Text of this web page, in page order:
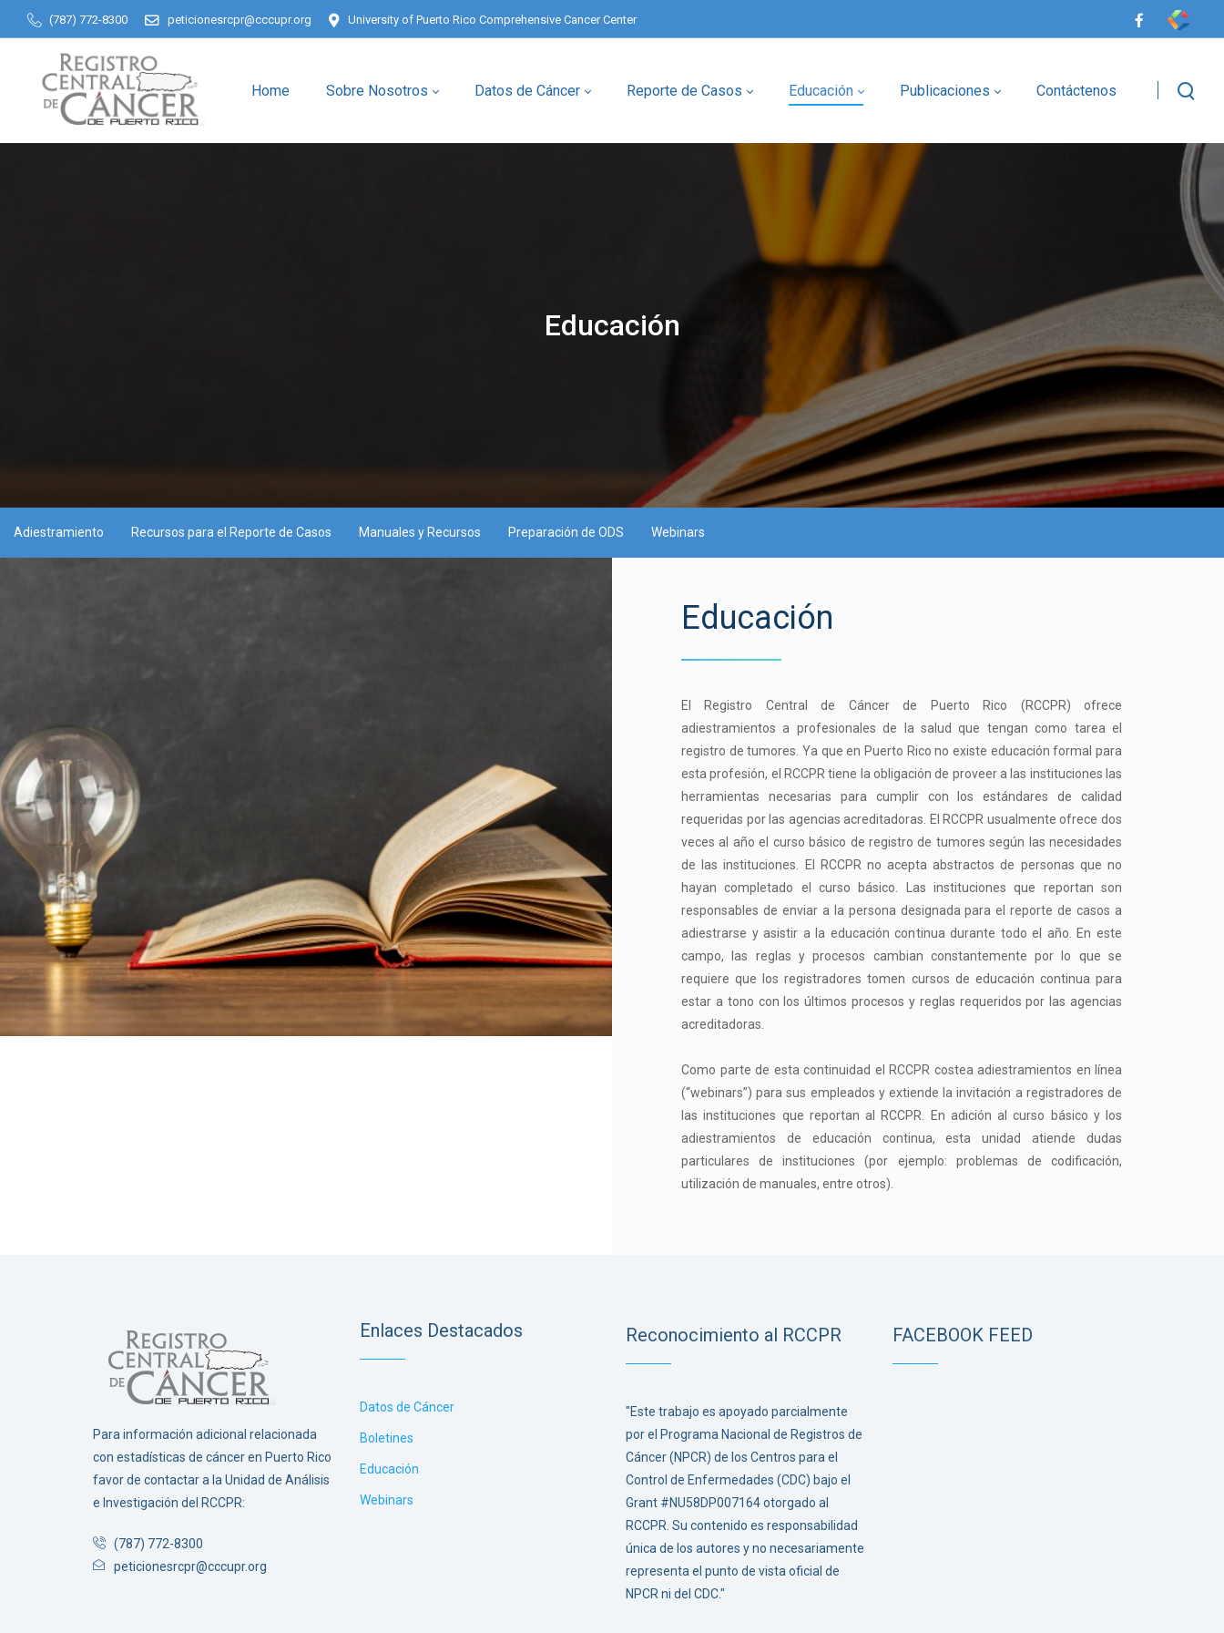
(787) 772-8300 peticionesrcpr@cccupr.org University of Puerto Rico Comprehensive Cancer Center
Home Sobre Nosotros Datos de Cáncer Reporte de Casos Educación Publicaciones Contáctenos
Educación
Adiestramiento Recursos para el Reporte de Casos Manuales y Recursos Preparación de ODS Webinars
Educación
El Registro Central de Cáncer de Puerto Rico (RCCPR) ofrece
adiestramientos a profesionales de la salud que tengan como tarea el
registro de tumores. Ya que en Puerto Rico no existe educación formal para
esta profesión, el RCCPR tiene la obligación de proveer a las instituciones las
herramientas necesarias para cumplir con los estándares de calidad
requeridas por las agencias acreditadoras. El RCCPR usualmente ofrece dos
veces al año el curso básico de registro de tumores según las necesidades
de las instituciones. El RCCPR no acepta abstractos de personas que no
hayan completado el curso básico. Las instituciones que reportan son
responsables de enviar a la persona designada para el reporte de casos a
adiestrarse y asistir a la educación continua durante todo el año. En este
campo, las reglas y procesos cambian constantemente por lo que se
requiere que los registradores tomen cursos de educación continua para
estar a tono con los últimos procesos y reglas requeridos por las agencias
acreditadoras.
Como parte de esta continuidad el RCCPR costea adiestramientos en línea
(“webinars”) para sus empleados y extiende la invitación a registradores de
las instituciones que reportan al RCCPR. En adición al curso básico y los
adiestramientos de educación continua, esta unidad atiende dudas
particulares de instituciones (por ejemplo: problemas de codificación,
utilización de manuales, entre otros).
Para información adicional relacionada
con estadísticas de cáncer en Puerto Rico
favor de contactar a la Unidad de Análisis
e Investigación del RCCPR:
(787) 772-8300
peticionesrcpr@cccupr.org
Enlaces Destacados
Datos de Cáncer
Boletines
Educación
Webinars
Reconocimiento al RCCPR
"Este trabajo es apoyado parcialmente
por el Programa Nacional de Registros de
Cáncer (NPCR) de los Centros para el
Control de Enfermedades (CDC) bajo el
Grant #NU58DP007164 otorgado al
RCCPR. Su contenido es responsabilidad
única de los autores y no necesariamente
representa el punto de vista oficial de
NPCR ni del CDC."
FACEBOOK FEED